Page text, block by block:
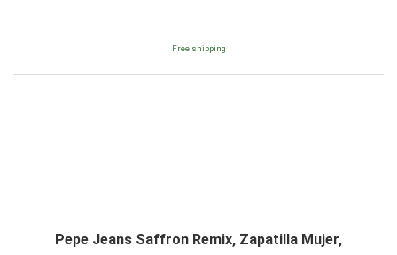
Free shipping
Pepe Jeans Saffron Remix, Zapatilla Mujer,